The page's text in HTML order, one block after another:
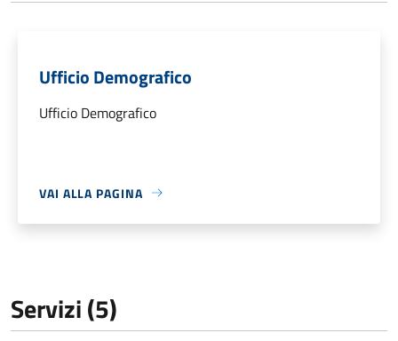
Ufficio Demografico
Ufficio Demografico
VAI ALLA PAGINA
Servizi (5)